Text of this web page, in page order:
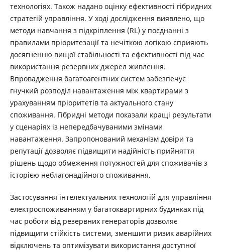
технологіях. Також надано оцінку ефективності гібридних
стратегій управління. У ході дослідження виявлено, що
методи навчання з підкріплення (RL) у поєднанні з
правилами пріоритезації та нечіткою логікою сприяють
досягненню вищої стабільності та ефективності під час
використання резервних джерел живлення.
Впровадження багатоагентних систем забезпечує
гнучкий розподіл навантаження між квартирами з
урахуванням пріоритетів та актуального стану
споживання. Гібридні методи показали кращі результати
у сценаріях із непередбачуваними змінами
навантаження. Запропонований механізм довіри та
репутації дозволяє підвищити надійність прийняття
рішень щодо обмеження потужностей для споживачів з
історією неблагонадійного споживання.
Застосування інтелектуальних технологій для управління
електроспоживанням у багатоквартирних будинках під
час роботи від резервних генераторів дозволяє
підвищити стійкість системи, зменшити ризик аварійних
відключень та оптимізувати використання доступної